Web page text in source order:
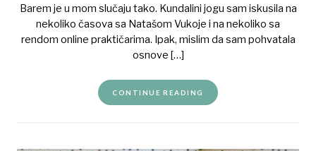
Barem je u mom slučaju tako. Kundalini jogu sam iskusila na
nekoliko časova sa Natašom Vukoje i na nekoliko sa
rendom online praktičarima. Ipak, mislim da sam pohvatala
osnove […]
CONTINUE READING